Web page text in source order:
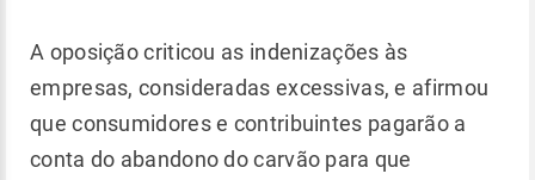
A oposição criticou as indenizações às
empresas, consideradas excessivas, e afirmou
que consumidores e contribuintes pagarão a
conta do abandono do carvão para que